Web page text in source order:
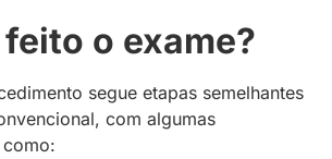
o exame?
segue etapas semelhantes
com algumas